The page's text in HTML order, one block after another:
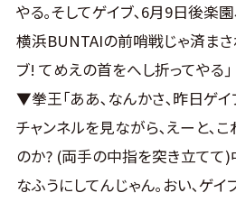
やる｡そしてゲイブ､6月9日後楽
横浜BUNTAIの前哨戦じゃ済まさ
ブ! てめえの首をへし折ってやる｣
▼拳王｢ああ､なんかさ､昨日ゲイ
チャンネルを見ながら､えーと､
のか? (両手の中指を突き立てて
なふうにしてんじゃん｡おい､ゲ